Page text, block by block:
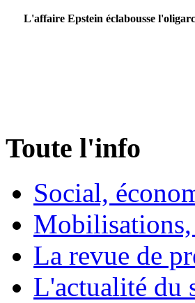
L'affaire Epstein éclabousse
Toute l'info
Social,
La revue de
L'actualité du